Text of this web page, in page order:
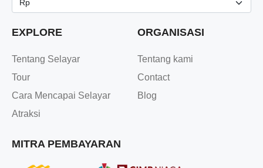
EXPLORE
Tentang Selayar
Tour
Cara Mencapai Selayar
Atraksi
ORGANISASI
Tentang kami
Contact
Blog
MITRA PEMBAYARAN